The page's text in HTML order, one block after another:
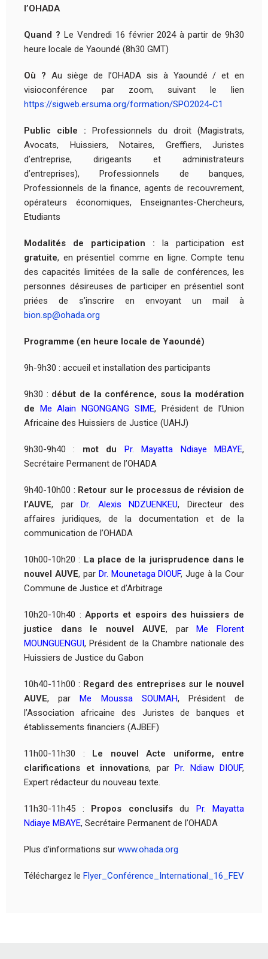
l’OHADA
Quand ? Le Vendredi 16 février 2024 à partir de 9h30
heure locale de Yaoundé (8h30 GMT)
Où ? Au siège de l’OHADA sis à Yaoundé / et en
visioconférence par zoom, suivant le lien
https://sigweb.ersuma.org/formation/SPO2024-C1
Public cible : Professionnels du droit (Magistrats,
Avocats, Huissiers, Notaires, Greffiers, Juristes
d’entreprise, dirigeants et administrateurs
d’entreprises), Professionnels de banques,
Professionnels de la finance, agents de recouvrement,
opérateurs économiques, Enseignantes-Chercheurs,
Etudiants
Modalités de participation : la participation est
gratuite, en présentiel comme en ligne. Compte tenu
des capacités limitées de la salle de conférences, les
personnes désireuses de participer en présentiel sont
priées de s’inscrire en envoyant un mail à
bion.sp@ohada.org
Programme (en heure locale de Yaoundé)
9h-9h30 : accueil et installation des participants
9h30 : début de la conférence, sous la modération
de Me Alain NGONGANG SIME, Président de l’Union
Africaine des Huissiers de Justice (UAHJ)
9h30-9h40 : mot du Pr. Mayatta Ndiaye MBAYE,
Secrétaire Permanent de l’OHADA
9h40-10h00 : Retour sur le processus de révision de
l’AUVE, par Dr. Alexis NDZUENKEU, Directeur des
affaires juridiques, de la documentation et de la
communication de l’OHADA
10h00-10h20 : La place de la jurisprudence dans le
nouvel AUVE, par Dr. Mounetaga DIOUF, Juge à la Cour
Commune de Justice et d’Arbitrage
10h20-10h40 :Apports et espoirs des huissiers de
justice dans le nouvel AUVE, parMe Florent
MOUNGUENGUI, Président de la Chambre nationale des
Huissiers de Justice du Gabon
10h40-11h00 : Regard des entreprises sur le nouvel
AUVE, parMe Moussa SOUMAH, Président de
l’Association africaine des Juristes de banques et
établissements financiers (AJBEF)
11h00-11h30 : Le nouvel Acte uniforme, entre
clarifications et innovations, par Pr. Ndiaw DIOUF,
Expert rédacteur du nouveau texte.
11h30-11h45 : Propos conclusifsdu Pr. Mayatta
Ndiaye MBAYE, Secrétaire Permanent de l’OHADA
Plus d’informations sur www.ohada.org
Téléchargez le Flyer_Conférence_International_16_FEV